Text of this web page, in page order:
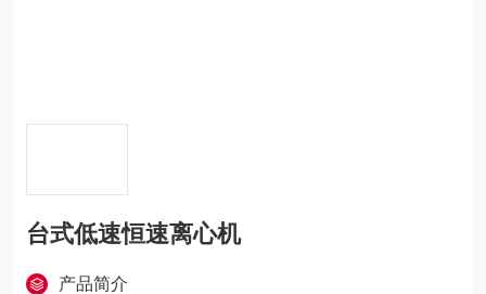
台式低速恒速离心机
产品简介